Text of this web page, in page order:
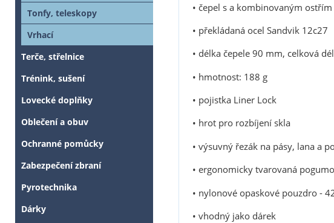
• čepel s a kombinovaným
• překládaná ocel Sandvik 12c27
• délka čepele 90 mm, celková
• hmotnost: 188 g
• pojistka Liner Lock
• hrot pro rozbíjení skla
• výsuvný řezák na pásy, lana a
• ergonomicky tvarovaná
• nylonové opaskové pouzdro -
• vhodný jako dárek
Tonfy, teleskopy
Vrhací
Terče, střelnice
Trénink, sušení
Lovecké doplňky
Oblečení a obuv
Ochranné pomůcky
Zabezpečení zbraní
Pyrotechnika
Dárky